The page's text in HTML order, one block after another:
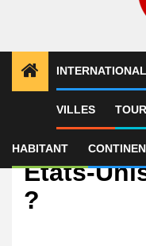
INTERNATIONAL
VILLES
HABITANT
International
OM :
Etats-
?